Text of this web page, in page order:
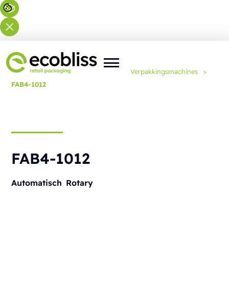
U bent hier: Home Verpakkingsmachines
>
FAB4-1012
FAB4-1012
Automatisch Rotary